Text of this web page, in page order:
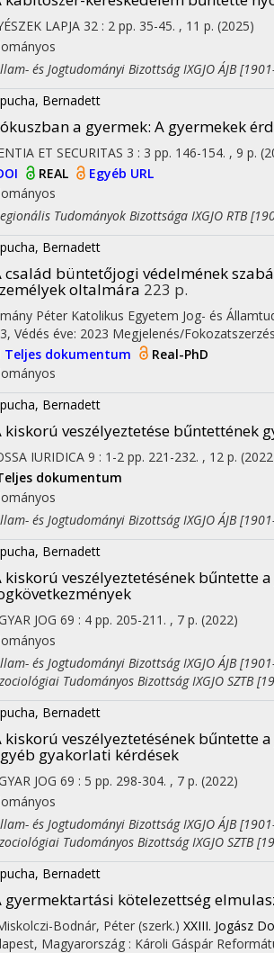
LAPJA 32 : 2 pp. 35-45. , 11 p. (2025)
és Jogtudományi Bizottság IXGJO ÁJB
Bernadett
a gyermek: A gyermekek
ET SECURITAS 3 : 3 pp. 146-154. , 9 p.
REAL
Egyéb URL
Tudományok Bizottsága IXGJO RTB
Bernadett
család büntetőjogi védelmének
oltalmára 223 p.
Péter Katolikus Egyetem Jog- és
Védés éve: 2023 Megjelenés/
Teljes dokumentum
Real-PhD
Bernadett
kiskorú veszélyeztetése bűntettének
IURIDICA 9 : 1-2 pp. 221-232. , 12 p.
dokumentum
és Jogtudományi Bizottság IXGJO ÁJB
Bernadett
kiskorú veszélyeztetésének bűntette
JOG 69 : 4 pp. 205-211. , 7 p. (2022)
és Jogtudományi Bizottság IXGJO ÁJB
Tudományos Bizottság IXGJO SZTB
Bernadett
kiskorú veszélyeztetésének bűntette
gyakorlati kérdések
JOG 69 : 5 pp. 298-304. , 7 p. (2022)
és Jogtudományi Bizottság IXGJO ÁJB
Tudományos Bizottság IXGJO SZTB
Bernadett
gyermektartási kötelezettség
Bodnár, Péter (szerk.) XXIII. Jogász
Magyarország : Károli Gáspár